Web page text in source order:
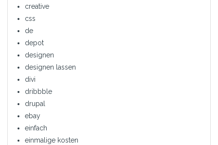
creative
css
de
depot
designen
designen lassen
divi
dribbble
drupal
ebay
einfach
einmalige kosten